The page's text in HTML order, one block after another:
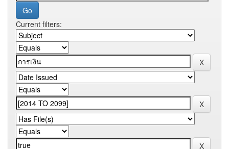
Current filters: